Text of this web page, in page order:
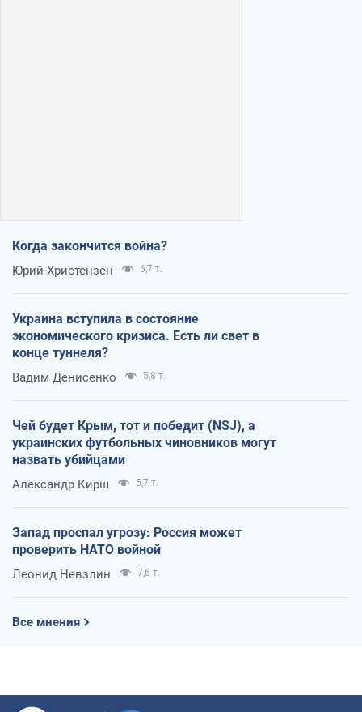
Когда закончится война?
Юрий Христензен 6,7 т.
Украина вступила в состояние
экономического кризиса. Есть ли свет в
конце туннеля?
Вадим Денисенко 5,8 т.
Чей будет Крым, тот и победит (NSJ), а
украинских футбольных чиновников могут
назвать убийцами
Александр Кирш 5,7 т.
Запад проспал угрозу: Россия может
проверить НАТО войной
Леонид Невзлин 7,6 т.
Все мнения